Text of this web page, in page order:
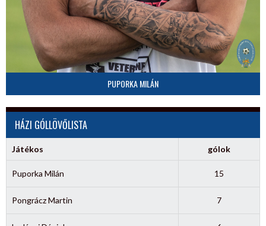
PUPORKA MILÁN
HÁZI GÓLLÖVŐLISTA
Játékos gólok
Puporka Milán 15
Pongrácz Martin 7